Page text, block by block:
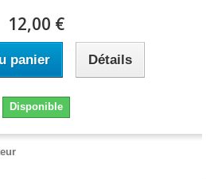
12,00 €
panier Détails
Disponible